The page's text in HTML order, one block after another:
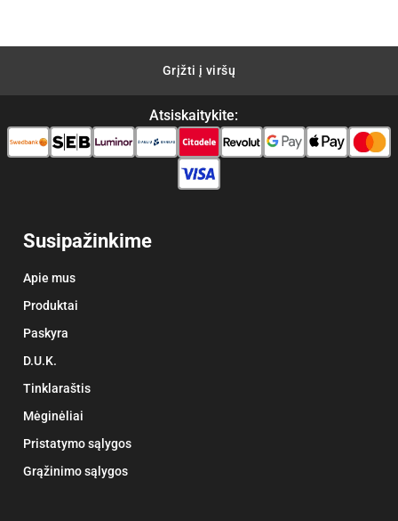
Grįžti į viršų
Atsiskaitykite:
Susipažinkime
Apie mus
Produktai
Paskyra
D.U.K.
Tinklaraštis
Mėginėliai
Pristatymo sąlygos
Grąžinimo sąlygos